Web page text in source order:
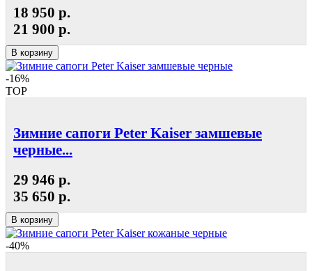
18 950 р.
21 900 р.
В корзину
-16%
TOP
Зимние сапоги Peter Kaiser замшевые
черные...
29 946 р.
35 650 р.
В корзину
-40%